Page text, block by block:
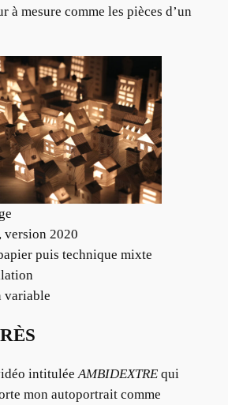
à mesure comme les pièces d’un
version 2020
puis technique mixte
variable
intituléeAMBIDEXTREqui
mon autoportrait comme